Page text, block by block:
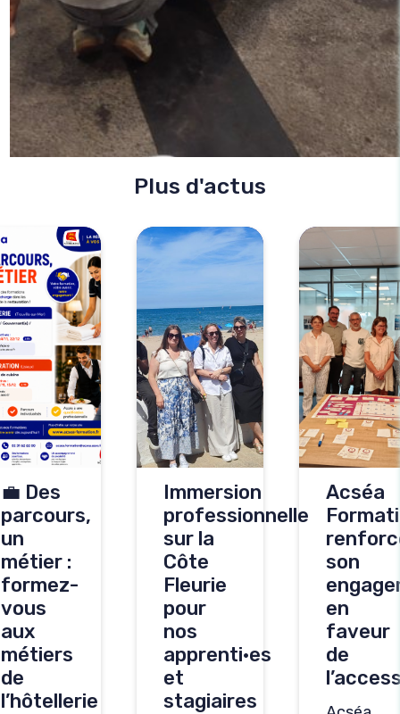
Plus d'actus
💼 Des
parcours,
un
métier :
formez-
vous
aux
métiers
de
l’hôtellerie
Immersion
professionnelle
sur la
Côte
Fleurie
pour
nos
apprenti·es
et
stagiaires
Acséa
son
en
faveur
de